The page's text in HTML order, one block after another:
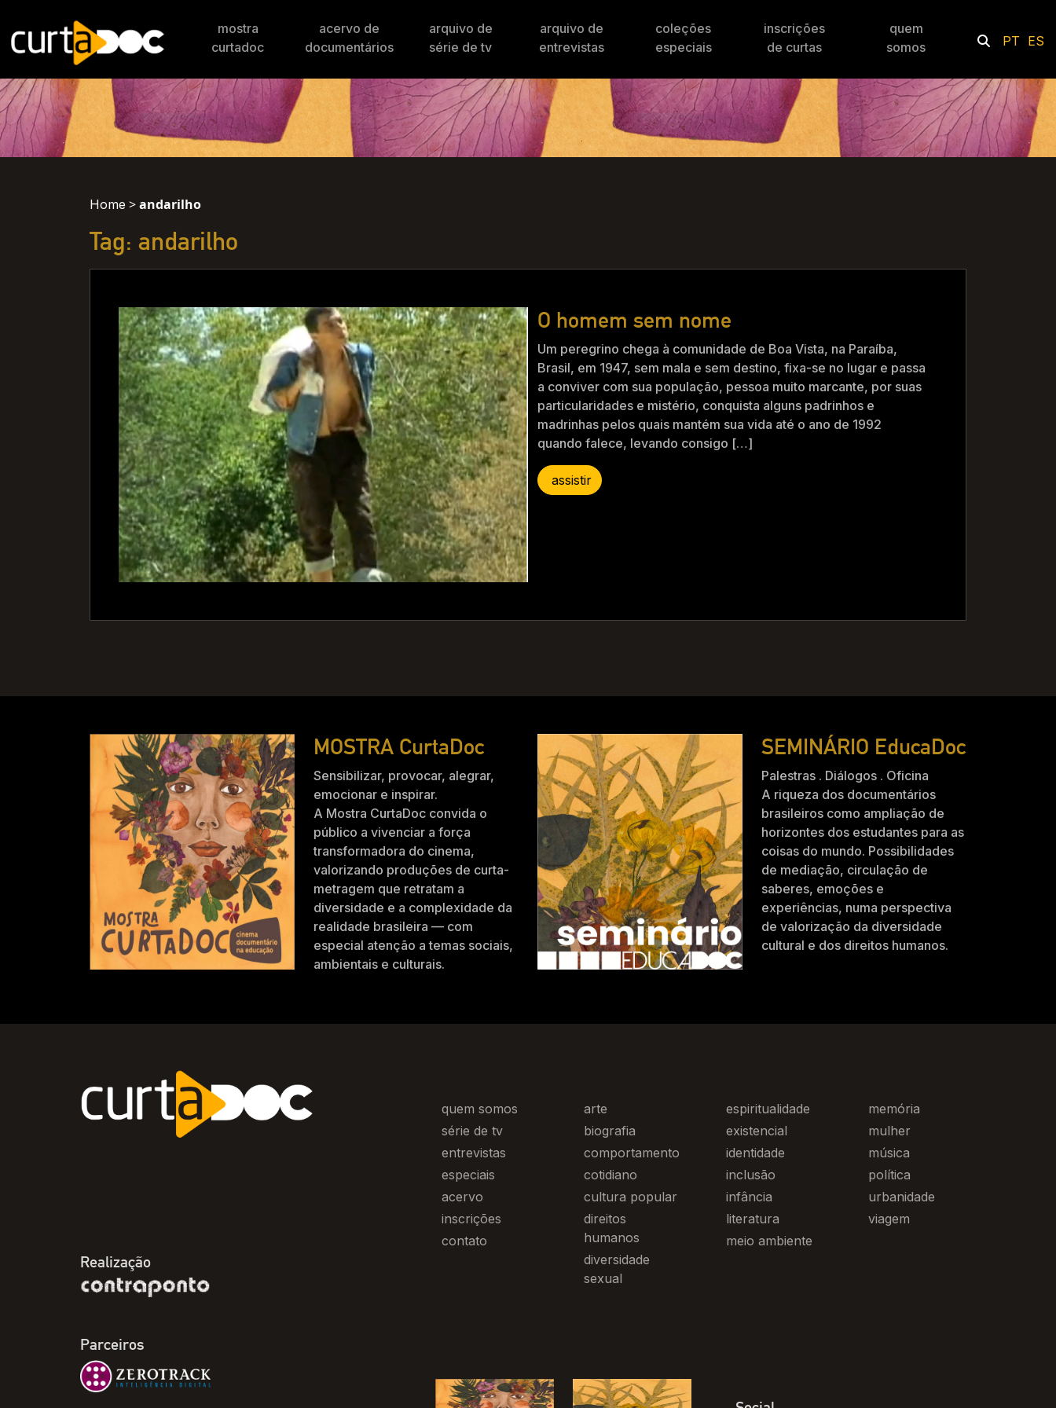
mostra
curtadoc
acervo de
documentários
arquivo de
série de tv
arquivo de
entrevistas
coleções
especiais
inscrições
de curtas
quem
somos
PT ES
Home >andarilho
Tag: andarilho
O homem sem nome
Um peregrino chega à comunidade de Boa Vista, na Paraíba,
Brasil, em 1947, sem mala e sem destino, fixa-se no lugar e passa
a conviver com sua população, pessoa muito marcante, por suas
particularidades e mistério, conquista alguns padrinhos e
madrinhas pelos quais mantém sua vida até o ano de 1992
quando falece, levando consigo […]
assistir
MOSTRA CurtaDoc
Sensibilizar, provocar, alegrar,
emocionar e inspirar.
A Mostra CurtaDoc convida o
público a vivenciar a força
transformadora do cinema,
valorizando produções de curta-
metragem que retratam a
diversidade e a complexidade da
realidade brasileira — com
especial atenção a temas sociais,
ambientais e culturais.
SEMINÁRIO EducaDoc
Palestras . Diálogos . Oficina
A riqueza dos documentários
brasileiros como ampliação de
horizontes dos estudantes para as
coisas do mundo. Possibilidades
de mediação, circulação de
saberes, emoções e
experiências, numa perspectiva
de valorização da diversidade
cultural e dos direitos humanos.
Realização
Parceiros
quem somos
série de tv
entrevistas
especiais
acervo
inscrições
contato
arte
biografia
comportamento
cotidiano
cultura popular
direitos
humanos
diversidade
sexual
espiritualidade
existencial
identidade
inclusão
infância
literatura
meio ambiente
memória
mulher
música
política
urbanidade
viagem